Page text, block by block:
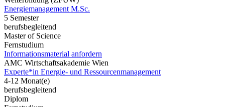
Energiemanagement M.Sc.
5 Semester
berufsbegleitend
Master of Science
Fernstudium
Informationsmaterial anfordern
AMC Wirtschaftsakademie Wien
Experte*in Energie- und Ressourcenmanagement
4-12 Monat(e)
berufsbegleitend
Diplom